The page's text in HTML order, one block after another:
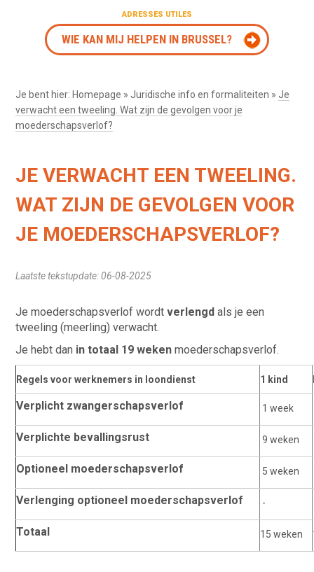
ADRESSES UTILES
WIE KAN MIJ HELPEN IN BRUSSEL?
Je bent hier: Homepage » Juridische info en formaliteiten » Je
verwacht een tweeling. Wat zijn de gevolgen voor je
moederschapsverlof?
JE VERWACHT EEN TWEELING.
WAT ZIJN DE GEVOLGEN VOOR
JE MOEDERSCHAPSVERLOF?
Laatste tekstupdate: 06-08-2025
Je moederschapsverlof wordtverlengd als je een
tweeling (meerling) verwacht.
Je hebt dan in totaal 19 weken moederschapsverlof.
Regels voor werknemers in loondienst 1 kind
Verplicht zwangerschapsverlof 1 week
Verplichte bevallingsrust 9 weken
Optioneel moederschapsverlof 5 weken
Verlenging optioneel moederschapsverlof -
Totaal 15 weken